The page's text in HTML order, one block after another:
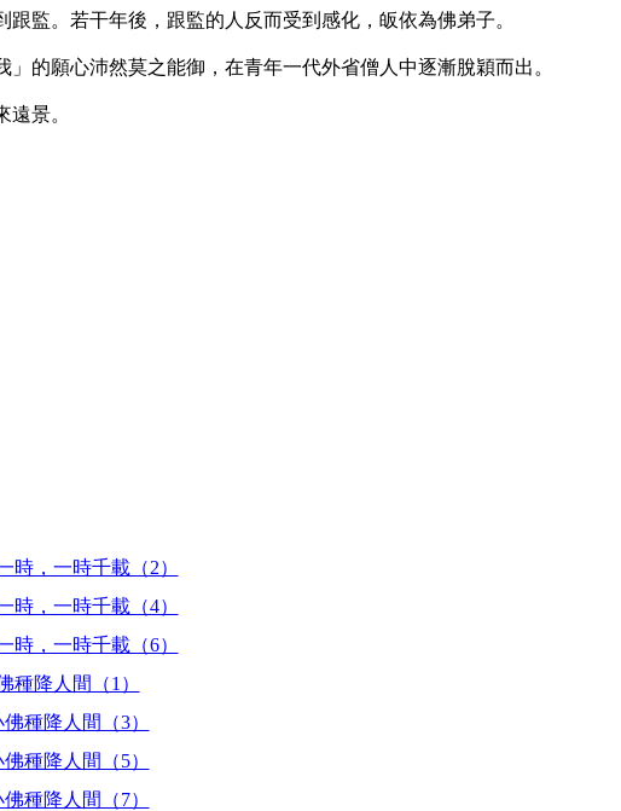
監。若干年後，跟監的人反而受到感化，皈依為佛弟子。
願心沛然莫之能御，在青年一代外省僧人中逐漸脫穎而出。
景。
，一時千載（2）
，一時千載（4）
，一時千載（6）
降人間（1）
種降人間（3）
種降人間（5）
種降人間（7）